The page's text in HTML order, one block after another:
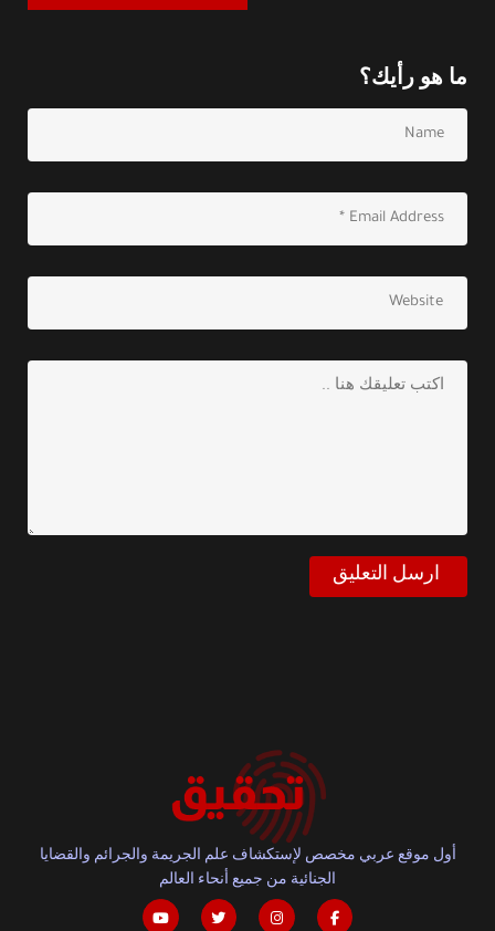
ما هو رأيك؟
أول موقع عربي مخصص لإستكشاف علم الجريمة والجرائم والقضايا
الجنائية من جميع أنحاء العالم